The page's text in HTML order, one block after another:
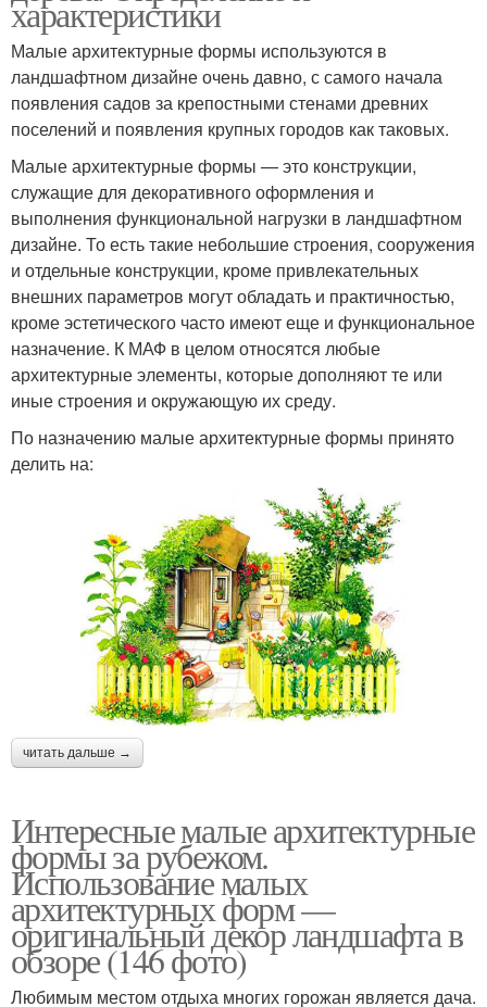
характеристики
Малые архитектурные формы используются в
ландшафтном дизайне очень давно, с самого начала
появления садов за крепостными стенами древних
поселений и появления крупных городов как таковых.
Малые архитектурные формы — это конструкции,
служащие для декоративного оформления и
выполнения функциональной нагрузки в ландшафтном
дизайне. То есть такие небольшие строения, сооружения
и отдельные конструкции, кроме привлекательных
внешних параметров могут обладать и практичностью,
кроме эстетического часто имеют еще и функциональное
назначение. К МАФ в целом относятся любые
архитектурные элементы, которые дополняют те или
иные строения и окружающую их среду.
По назначению малые архитектурные формы принято
делить на:
читать дальше →
Интересные малые архитектурные
формы за рубежом.
Использование малых
архитектурных форм —
оригинальный декор ландшафта в
обзоре (146 фото)
Любимым местом отдыха многих горожан является дача.